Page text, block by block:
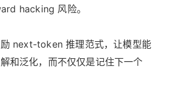
hacking 风险。
next-token 推理范式，让模型能
和泛化，而不仅仅是记住下一个